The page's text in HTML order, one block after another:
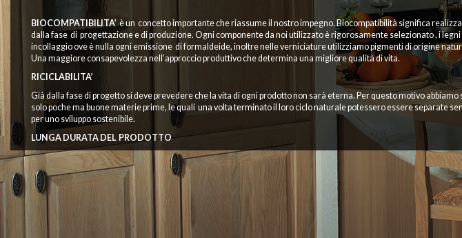
BIOCOMPATIBILITA’ è un concetto importante che riassume il nostro impegno. Biocompatibilità significa
dalla fase di progettazione e di produzione. Ogni componente da noi utilizzato è rigorosamente selezionato , i
incollaggio ove è nulla ogni emissione di formaldeide, inoltre nelle verniciature utilizziamo pigmenti di origine
Una maggiore consapevolezza nell’approccio produttivo che determina una migliore qualità di vita.
RICICLABILITA’
Già dalla fase di progetto si deve prevedere che la vita di ogni prodotto non sarà eterna. Per questo motivo
solo poche ma buone materie prime, le quali una volta terminato il loro ciclo naturale potessero essere separate
per uno sviluppo sostenibile.
LUNGA DURATA DEL PRODOTTO
Ogni prodotto D’Angeli nasce e viene realizzato con l’intento di durare nel tempo. Il disegno attuale ma slegato
qualitativo dei nostri prodotti. Con ogni cucina si instaura un legame profondo, veritiero che si traduce in un
LEGNO NON PROVENIENTE DA FORESTA PRIMARIA
Tutti i legnami che utilizziamo provengono da boschi europei e da boschi del nord America appositamente
alberi della stessa specie e il taglio è realizzato a stretto contatto e collaborazione con associazioni ambientaliste.